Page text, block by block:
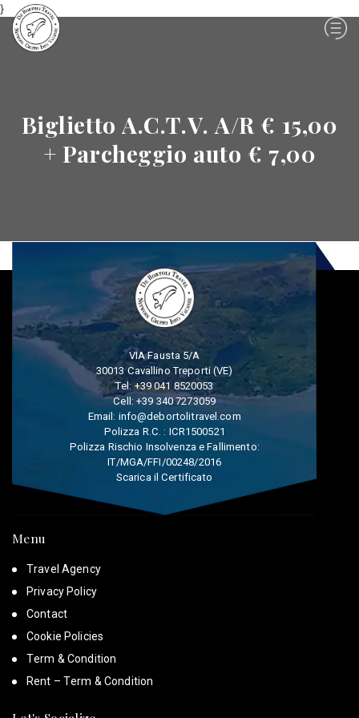
}
Biglietto A.C.T.V. A/R € 15,00
+ Parcheggio auto € 7,00
VIA Fausta 5/A
30013 Cavallino Treporti (VE)
Tel:+39 041 8520053
Cell:+39 340 7273059
Email: info@debortolitravel.com
Polizza R.C. : ICR1500521
Polizza Rischio Insolvenza e Fallimento:
IT/MGA/FFI/00248/2016
Scarica il Certificato
Menu
Travel Agency
Privacy Policy
Contact
Cookie Policies
Term & Condition
Rent – Term & Condition